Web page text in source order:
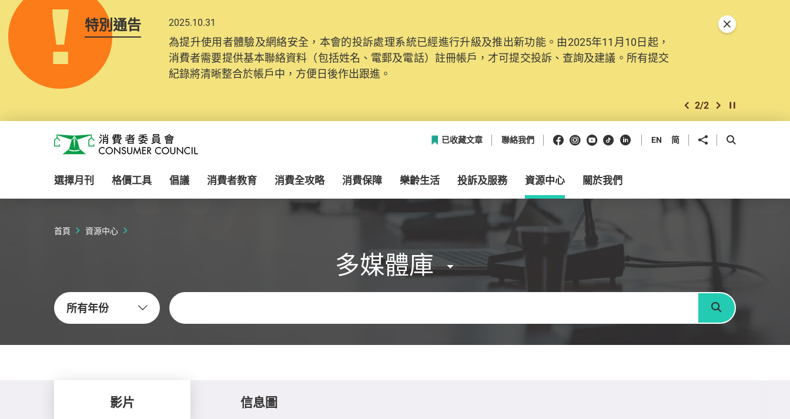
特別通告 2025.10.31
為提升使用者體驗及網絡安全，本會的投訴處理系統已經進行升級及推出新功能。由2025年11月10日起，
消費者需要提供基本聯絡資料（包括姓名、電郵及電話）註冊帳戶，才可提交投訴、查詢及建議。所有提交
紀錄將清晰整合於帳戶中，方便日後作出跟進。
上一個
2/2 下一個開始/暫停幻燈
關閉特別通告
消費者委員會
已收藏文章 聯絡我們 Facebook
Instagram
Youtube
抖音領英 EN 简 分享到 開啟搜尋框
選擇月刊 格價工具 倡議 消費者教育 消費全攻略 消費保障 樂齡生活 投訴及服務 資源中心 關於我們
首頁 資源中心
多媒體庫
所有年份
關鍵字
搜尋
影片 信息圖